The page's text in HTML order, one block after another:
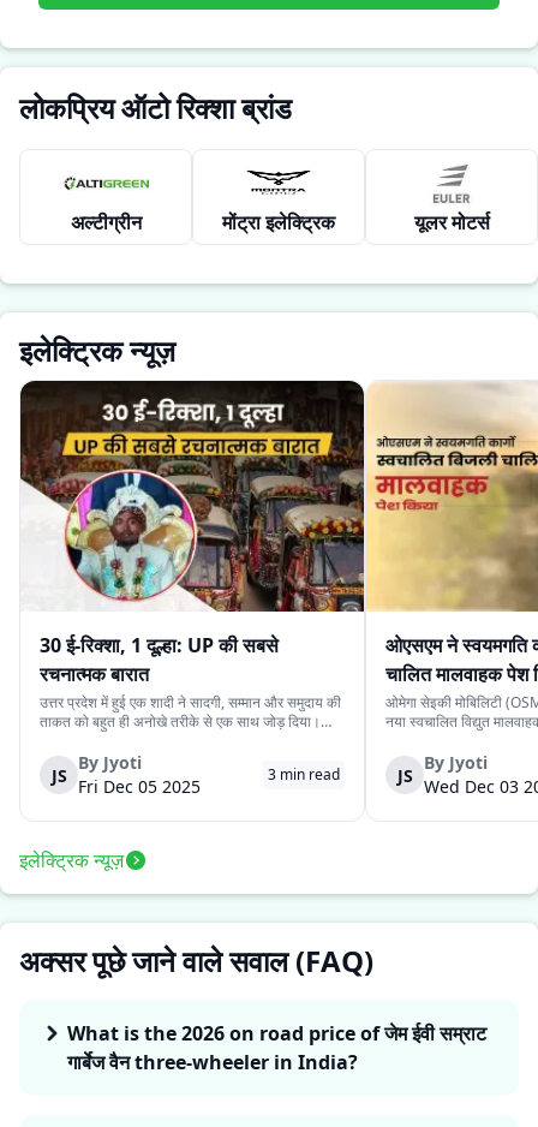
लोकप्रिय ऑटो रिक्शा ब्रांड
अल्टीग्रीन मोंट्रा इलेक्ट्रिक यूलर मोटर्स
इलेक्ट्रिक न्यूज़
30 ई-रिक्शा, 1 दूल्हा: UP की सबसे
रचनात्मक बारात
उत्तर प्रदेश में हुई एक शादी ने सादगी, सम्मान और समुदाय की
ताकत को बहुत ही अनोखे तरीके से एक साथ जोड़ दिया।
वाहन की व्यवस्था करने के लिये पर्याप्त साधन नहीं थे।
लेकिन दोस्ती की भावना ने उस...
JS
By Jyoti
Fri Dec 05 2025
3 min read
ओएसएम ने स्वयमगति
चालित मालवाहक पेश
ओमेगा सेइकी मोबिलिटी
नया स्वचालित विद्युत
के स्वचालित यात्री संस्करण
लिये प्रस्तुत किया गया दूसरा
JS
By Jyoti
Wed Dec 03
इलेक्ट्रिक न्यूज़
अक्सर पूछे जाने वाले सवाल (FAQ)
What is the 2026 on road price of जेम ईवी सम्राट
गार्बेज वैन three-wheeler in India?